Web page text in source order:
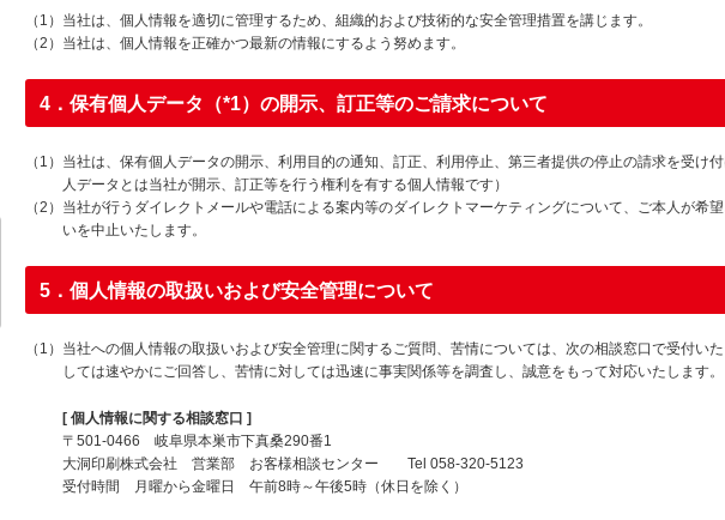
（1）当社は、個人情報を適切に管理するため、組織的および技術的な安全管理措置を講じます。
（2）当社は、個人情報を正確かつ最新の情報にするよう努めます。
4．保有個人データ（*1）の開示、訂正等のご請求について
（1）当社は、保有個人データの開示、利用目的の通知、訂正、利用停止、第三者提供の停止の請求を受け
人データとは当社が開示、訂正等を行う権利を有する個人情報です）
（2）当社が行うダイレクトメールや電話による案内等のダイレクトマーケティングについて、ご本人が希
いを中止いたします。
5．個人情報の取扱いおよび安全管理について
（1）当社への個人情報の取扱いおよび安全管理に関するご質問、苦情については、次の相談窓口で受付い
しては速やかにご回答し、苦情に対しては迅速に事実関係等を調査し、誠意をもって対応いたします。
[ 個人情報に関する相談窓口 ]
〒501-0466 岐阜県本巣市下真桑290番1
大洞印刷株式会社 営業部 お客様相談センター Tel 058-320-5123
受付時間 月曜から金曜日 午前8時～午後5時（休日を除く）